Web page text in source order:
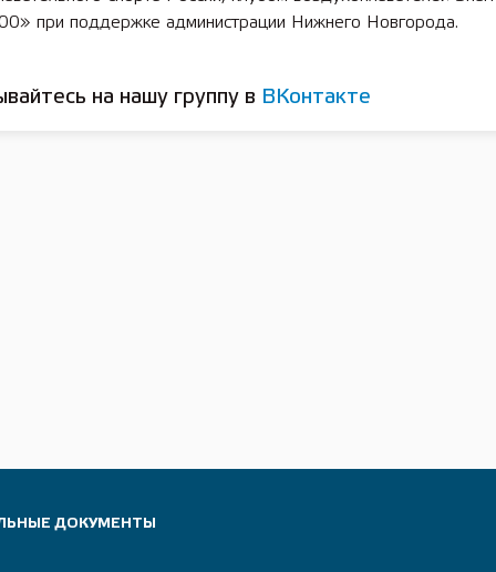
при поддержке администрации Нижнего Новгорода.
на нашу группу в ВКонтакте
ДОКУМЕНТЫ